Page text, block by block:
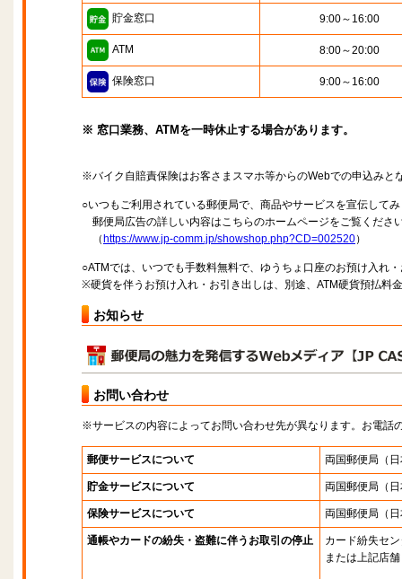
貯金窓口 9:00～16:00
ATM 8:00～20:00
保険窓口 9:00～16:00
※ 窓口業務、ATMを一時休止する場合があります。
※バイク自賠責保険はお客さまスマホ等からのWebでの申込みと
○いつもご利用されている郵便局で、商品やサービスを宣伝して
郵便局広告の詳しい内容はこちらのホームページをご覧くださ
（ https://www.jp-comm.jp/showshop.php?CD=002520）
○ATMでは、いつでも手数料無料で、ゆうちょ口座のお預け入れ
※硬貨を伴うお預け入れ・お引き出しは、別途、ATM硬貨預払料
お知らせ
お問い合わせ
※サービスの内容によってお問い合わせ先が異なります。お電話
郵便サービスについて 両国郵便局 （
貯金サービスについて 両国郵便局 （
保険サービスについて 両国郵便局 （
通帳やカードの紛失・盗難に伴うお取引の停止
カード紛失セ
または上記店舗